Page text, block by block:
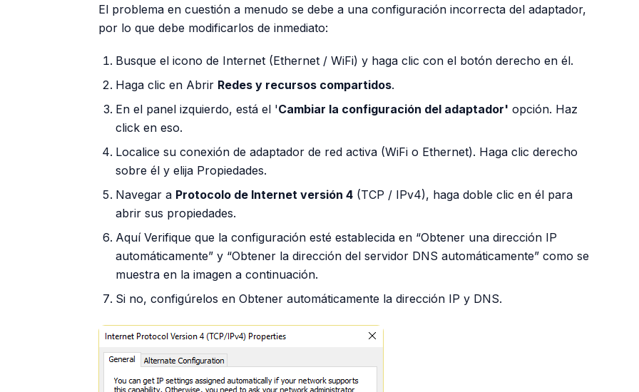
El problema en cuestión a menudo se debe a una configuración incorrecta del adaptador,
por lo que debe modificarlos de inmediato:
Busque el icono de Internet (Ethernet / WiFi) y haga clic con el botón derecho en él.
Haga clic en Abrir Redes y recursos compartidos.
En el panel izquierdo, está el 'Cambiar la configuración del adaptador' opción. Haz
click en eso.
Localice su conexión de adaptador de red activa (WiFi o Ethernet). Haga clic derecho
sobre él y elija Propiedades.
Navegar a Protocolo de Internet versión 4 (TCP / IPv4), haga doble clic en él para
abrir sus propiedades.
Aquí Verifique que la configuración esté establecida en “Obtener una dirección IP
automáticamente” y “Obtener la dirección del servidor DNS automáticamente” como se
muestra en la imagen a continuación.
Si no, configúrelos en Obtener automáticamente la dirección IP y DNS.